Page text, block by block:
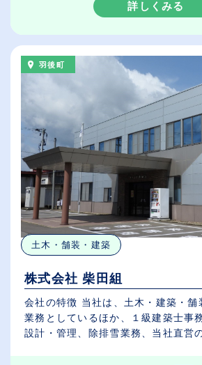
詳しくみる
羽後町
土木・舗装・建築
株式会社 柴田組
会社の特徴 当社は、土木・建築・舗
業務としているほか、１級建築士事
設計・管理、除排雪業務、当社直営